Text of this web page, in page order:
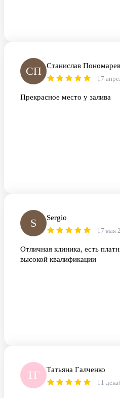
СП Станислав Пономарев
17
Прекрасное место у залива
S Sergio
17 мая
Отличная клиника, есть
высокой квалификации
ТГ Татьяна Галченко
11